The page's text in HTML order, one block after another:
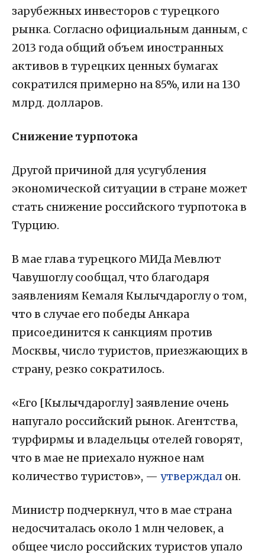
зарубежных инвесторов с турецкого
рынка. Согласно официальным данным, с
2013 года общий объем иностранных
активов в турецких ценных бумагах
сократился примерно на 85%, или на 130
млрд. долларов.
Снижение турпотока
Другой причиной для усугубления
экономической ситуации в стране может
стать снижение российского турпотока в
Турцию.
В мае глава турецкого МИДа Мевлют
Чавушоглу сообщал, что благодаря
заявлениям Кемаля Кылычдароглу о том,
что в случае его победы Анкара
присоединится к санкциям против
Москвы, число туристов, приезжающих в
страну, резко сократилось.
«Его [Кылычдароглу] заявление очень
напугало российский рынок. Агентства,
турфирмы и владельцы отелей говорят,
что в мае не приехало нужное нам
количество туристов», — утверждал он.
Министр подчеркнул, что в мае страна
недосчиталась около 1 млн человек, а
общее число российских туристов упало